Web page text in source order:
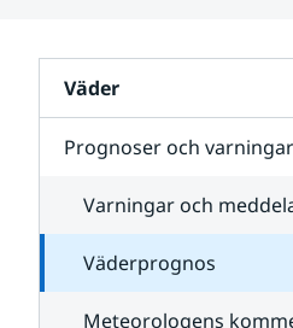
Väder
Prognoser och varningar
Varningar och
Väderprognos
Meteorologens